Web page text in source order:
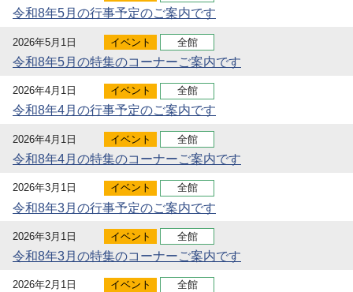
令和8年5月の行事予定のご案内です
2026年5月1日 イベント 全館
令和8年5月の特集のコーナーご案内です
2026年4月1日 イベント 全館
令和8年4月の行事予定のご案内です
2026年4月1日 イベント 全館
令和8年4月の特集のコーナーご案内です
2026年3月1日 イベント 全館
令和8年3月の行事予定のご案内です
2026年3月1日 イベント 全館
令和8年3月の特集のコーナーご案内です
2026年2月1日 イベント 全館